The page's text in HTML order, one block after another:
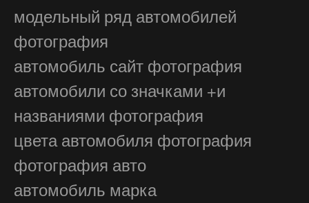
модельный ряд автомобилей
фотография
автомобиль сайт фотография
автомобили со значками +и
названиями фотография
цвета автомобиля фотография
фотография авто
автомобиль марка